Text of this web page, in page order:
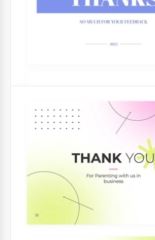
Tarjeta postal moderna de
¿Quieres agradecerle a tus empleados,
queridos o amigos? Envíales nuestra
Tarjeta de Agradecimiento Moderna.